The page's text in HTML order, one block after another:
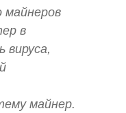
в
вируса,
майнер.